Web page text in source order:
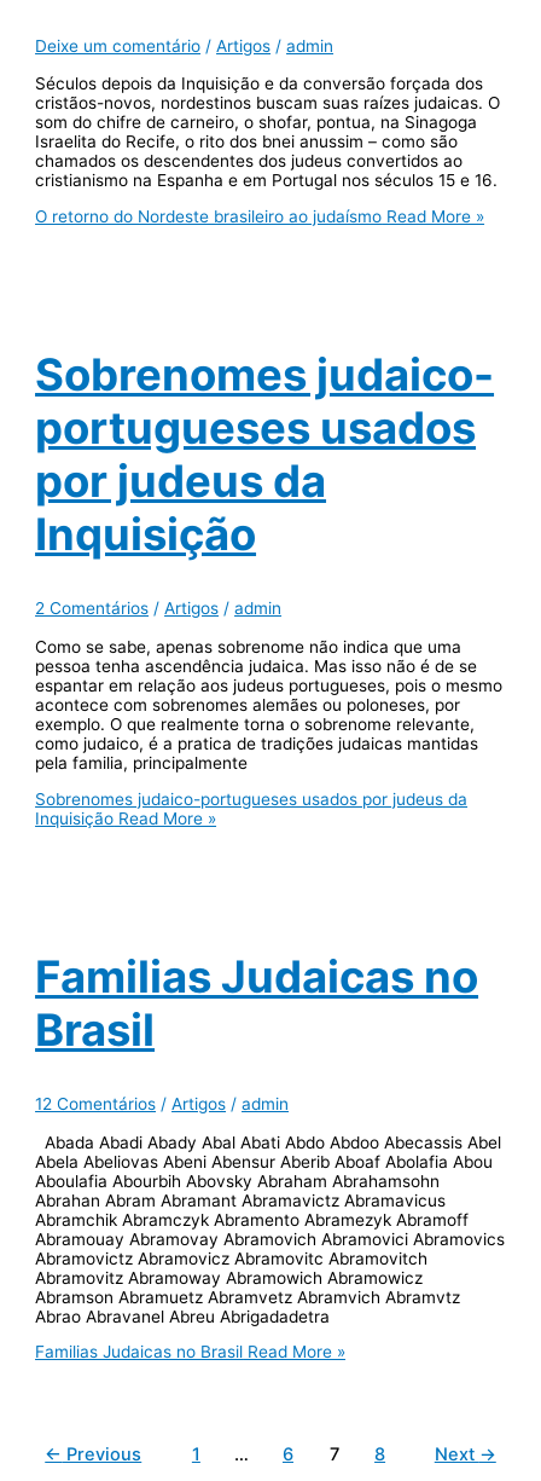
Deixe um comentário /Artigos /admin
Séculos depois da Inquisição e da conversão forçada dos
cristãos-novos, nordestinos buscam suas raízes judaicas. O
som do chifre de carneiro, o shofar, pontua, na Sinagoga
Israelita do Recife, o rito dos bnei anussim – como são
chamados os descendentes dos judeus convertidos ao
cristianismo na Espanha e em Portugal nos séculos 15 e 16.
O retorno do Nordeste brasileiro ao judaísmo Read More »
Sobrenomes judaico-
portugueses usados
por judeus da
Inquisição
2 Comentários /Artigos /admin
Como se sabe, apenas sobrenome não indica que uma
pessoa tenha ascendência judaica. Mas isso não é de se
espantar em relação aos judeus portugueses, pois o mesmo
acontece com sobrenomes alemães ou poloneses, por
exemplo. O que realmente torna o sobrenome relevante,
como judaico, é a pratica de tradições judaicas mantidas
pela familia, principalmente
Sobrenomes judaico-portugueses usados por judeus da
Inquisição Read More »
Familias Judaicas no
Brasil
12 Comentários /Artigos /admin
Abada Abadi Abady Abal Abati Abdo Abdoo Abecassis Abel
Abela Abeliovas Abeni Abensur Aberib Aboaf Abolafia Abou
Aboulafia Abourbih Abovsky Abraham Abrahamsohn
Abrahan Abram Abramant Abramavictz Abramavicus
Abramchik Abramczyk Abramento Abramezyk Abramoff
Abramouay Abramovay Abramovich Abramovici Abramovics
Abramovictz Abramovicz Abramovitc Abramovitch
Abramovitz Abramoway Abramowich Abramowicz
Abramson Abramuetz Abramvetz Abramvich Abramvtz
Abrao Abravanel Abreu Abrigadadetra
Familias Judaicas no Brasil Read More »
← Previous 1 … 6 7 8 Next →